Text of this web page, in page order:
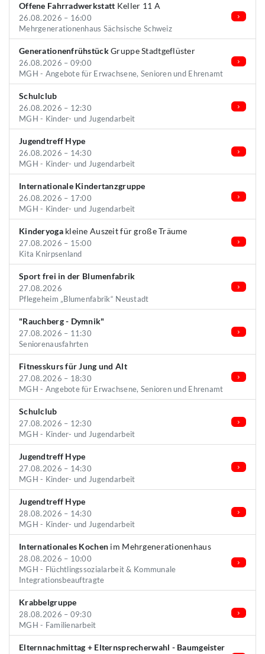
Offene Fahrradwerkstatt Keller 11 A
26.08.2026 – 16:00
Mehrgenerationenhaus Sächsische Schweiz
GenerationenfrühstückGruppe Stadtgeflüster
26.08.2026 – 09:00
MGH - Angebote für Erwachsene, Senioren und Ehrenamt
Schulclub
26.08.2026 – 12:30
MGH - Kinder- und Jugendarbeit
Jugendtreff Hype
26.08.2026 – 14:30
MGH - Kinder- und Jugendarbeit
Internationale Kindertanzgruppe
26.08.2026 – 17:00
MGH - Kinder- und Jugendarbeit
Kinderyoga kleine Auszeit für große Träume
27.08.2026 – 15:00
Kita Knirpsenland
Sport frei in der Blumenfabrik
27.08.2026
Pflegeheim „Blumenfabrik“ Neustadt
"Rauchberg - Dymnik"
27.08.2026 – 11:30
Seniorenausfahrten
Fitnesskurs für Jung und Alt
27.08.2026 – 18:30
MGH - Angebote für Erwachsene, Senioren und Ehrenamt
Schulclub
27.08.2026 – 12:30
MGH - Kinder- und Jugendarbeit
Jugendtreff Hype
27.08.2026 – 14:30
MGH - Kinder- und Jugendarbeit
Jugendtreff Hype
28.08.2026 – 14:30
MGH - Kinder- und Jugendarbeit
Internationales Kochen im Mehrgenerationenhaus
28.08.2026 – 10:00
MGH - Flüchtlingssozialarbeit & Kommunale
Integrationsbeauftragte
Krabbelgruppe
28.08.2026 – 09:30
MGH - Familienarbeit
Elternnachmittag + Elternsprecherwahl - Baumgeister